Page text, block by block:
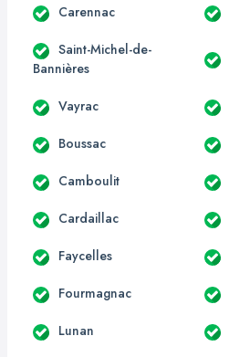
Carennac
Saint-Michel-de-
Bannières
Vayrac
Boussac
Camboulit
Cardaillac
Faycelles
Fourmagnac
Lunan